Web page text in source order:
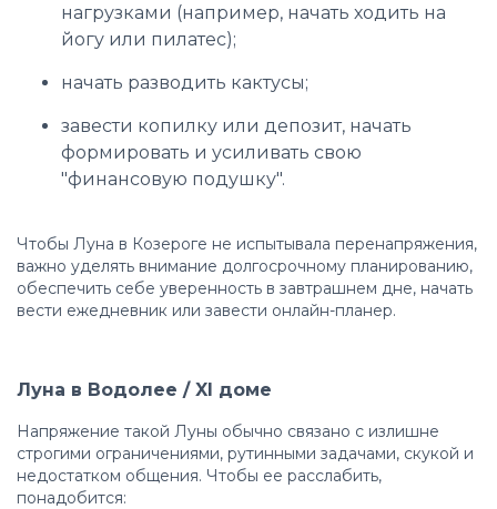
нагрузками (например, начать ходить на
йогу или пилатес);
начать разводить кактусы;
завести копилку или депозит, начать
формировать и усиливать свою
"финансовую подушку".
Чтобы Луна в Козероге не испытывала перенапряжения,
важно уделять внимание долгосрочному планированию,
обеспечить себе уверенность в завтрашнем дне, начать
вести ежедневник или завести онлайн-планер.
Луна в Водолее / XI доме
Напряжение такой Луны обычно связано с излишне
строгими ограничениями, рутинными задачами, скукой и
недостатком общения. Чтобы ее расслабить,
понадобится: